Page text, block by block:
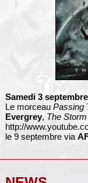
Samedi 3
Le morceau Passing
Evergrey, The
http://
le 9 septembre via